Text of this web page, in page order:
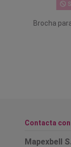
Brocha
Contacta
Mapexbell